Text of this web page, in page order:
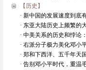
【历史】
· 新中国的发展速度到底
· 东亚大陆历史上频繁的
· 中美关系的历史和悖论
· 右派分子极力美化邓小
· 郑和下西洋、五千年天
· 告别邓小平时代，重温